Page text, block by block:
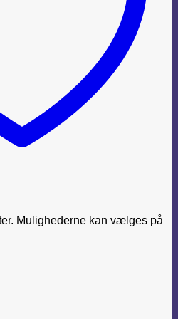
Mulighederne kan vælges på